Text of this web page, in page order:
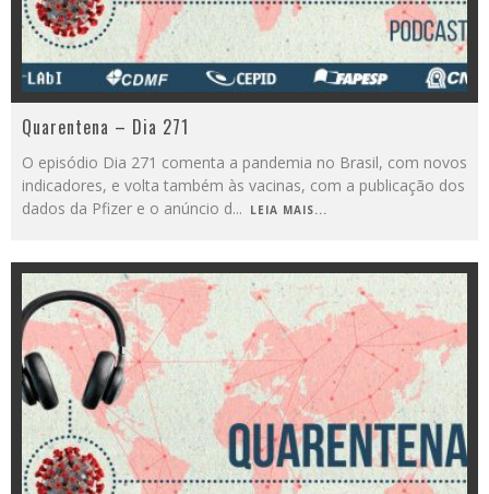
Quarentena – Dia 271
O episódio Dia 271 comenta a pandemia no Brasil, com novos
indicadores, e volta também às vacinas, com a publicação dos
dados da Pfizer e o anúncio d... LEIA MAIS...